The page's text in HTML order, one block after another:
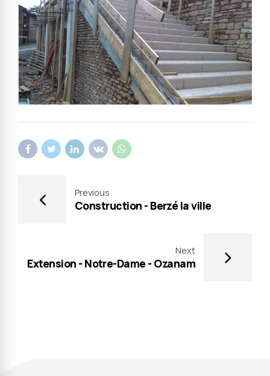
Previous
Construction - Berzé la ville
Next
Extension - Notre-Dame - Ozanam